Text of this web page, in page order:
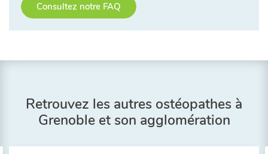
Consultez notre FAQ
Retrouvez les autres ostéopathes à
Grenoble et son agglomération